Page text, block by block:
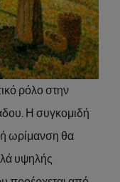
ρόλο στην
Η συγκομιδή
ωρίμανση θα
υψηλής